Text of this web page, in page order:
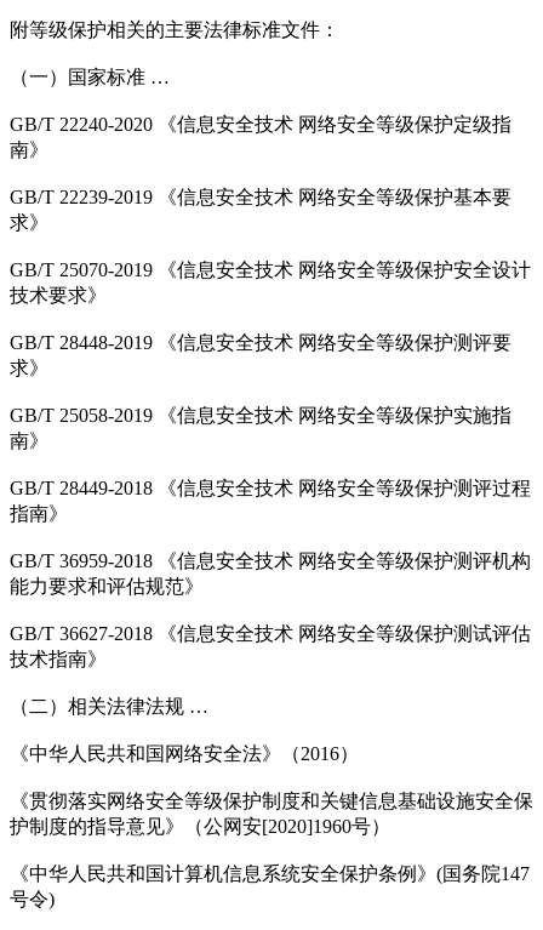
附等级保护相关的主要法律标准文件：
（一）国家标准 …
GB/T 22240-2020 《信息安全技术 网络安全等级保护定级指
南》
GB/T 22239-2019 《信息安全技术 网络安全等级保护基本要
求》
GB/T 25070-2019 《信息安全技术 网络安全等级保护安全设计
技术要求》
GB/T 28448-2019 《信息安全技术 网络安全等级保护测评要
求》
GB/T 25058-2019 《信息安全技术 网络安全等级保护实施指
南》
GB/T 28449-2018 《信息安全技术 网络安全等级保护测评过程
指南》
GB/T 36959-2018 《信息安全技术 网络安全等级保护测评机构
能力要求和评估规范》
GB/T 36627-2018 《信息安全技术 网络安全等级保护测试评估
技术指南》
（二）相关法律法规 …
《中华人民共和国网络安全法》（2016）
《贯彻落实网络安全等级保护制度和关键信息基础设施安全保
护制度的指导意见》（公网安[2020]1960号）
《中华人民共和国计算机信息系统安全保护条例》(国务院147
号令)